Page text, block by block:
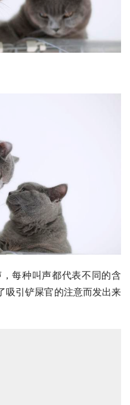
每种叫声都代表不同的含
吸引铲屎官的注意而发出来